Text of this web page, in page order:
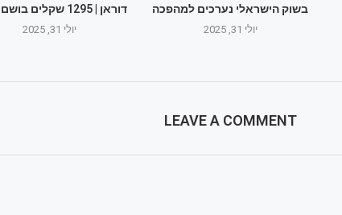
דוראן | 1295 שקלים בושם יוקרה
יולי 31, 2025
בשוק הישראלי נערכים למהפכה
יולי 31, 2025
LEAVE A COMMENT